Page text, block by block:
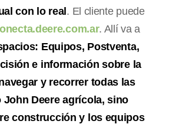
con lo real. El cliente puede
. Allí va a
Equipos, Postventa,
e información sobre la
y recorrer todas las
Deere agrícola, sino
construcción y los equipos